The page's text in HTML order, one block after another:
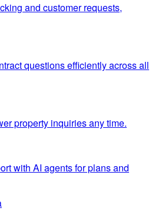
and customer requests,
questions efficiently across all
property inquiries any time.
with AI agents for plans and